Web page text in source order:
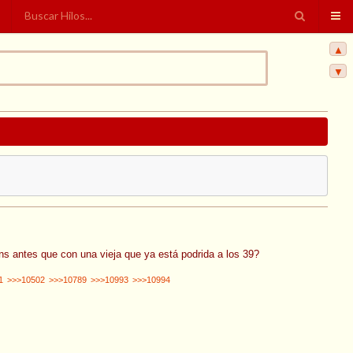
antes que con una vieja que ya está podrida a los 39?
>>>10502 >>>10789 >>>10993 >>>10994
▲
▼